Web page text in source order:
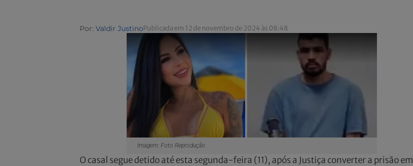
Por: Valdir JustinoPublicada em 12 de novembro de 2024 às 08:48
Imagem: Foto Reprodução
O casal segue detido até esta segunda-feira (11), após a Justiça converter a prisão em